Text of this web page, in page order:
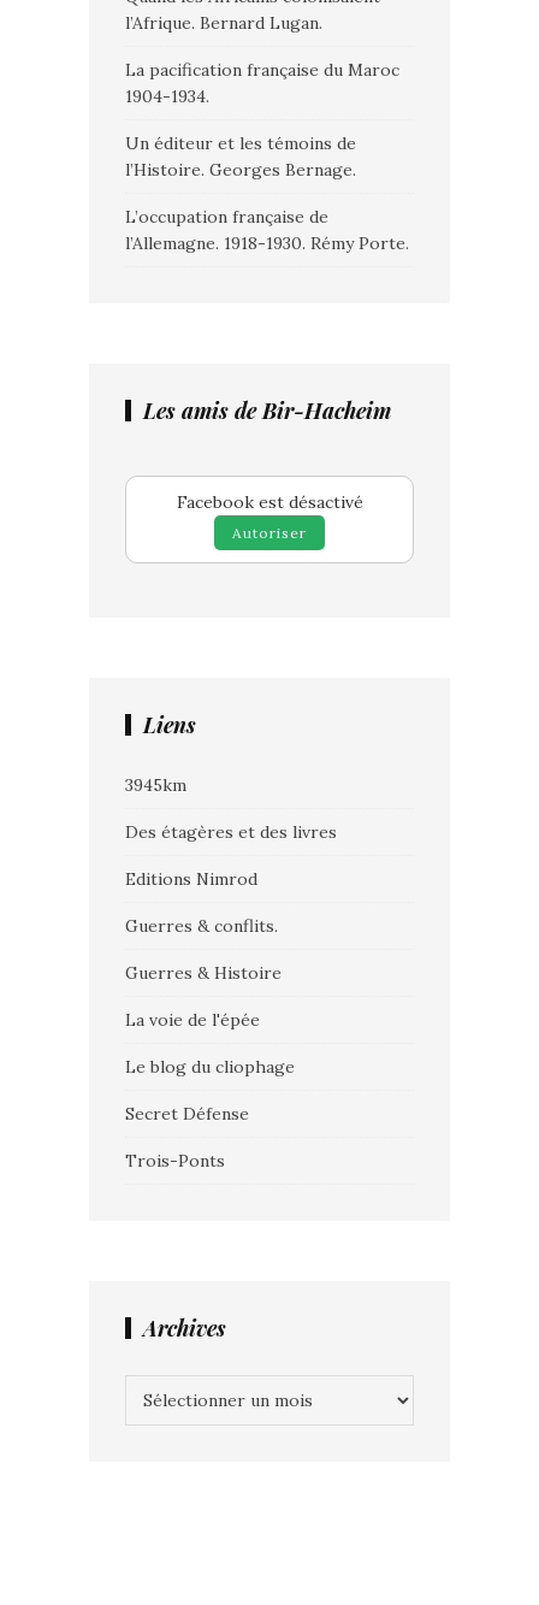
l’Afrique. Bernard Lugan.
La pacification française du Maroc
1904-1934.
Un éditeur et les témoins de
l’Histoire. Georges Bernage.
L’occupation française de
l’Allemagne. 1918-1930. Rémy Porte.
Les amis de Bir-Hacheim
Facebook est désactivé
Autoriser
Liens
3945km
Des étagères et des livres
Editions Nimrod
Guerres & conflits.
Guerres & Histoire
La voie de l'épée
Le blog du cliophage
Secret Défense
Trois-Ponts
Archives